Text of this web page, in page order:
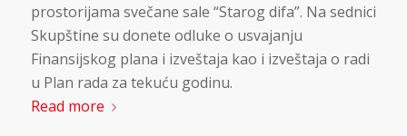
prostorijama svečane sale “Starog difa”. Na sednici
Skupštine su donete odluke o usvajanju
Finansijskog plana i izveštaja kao i izveštaja o radi
u Plan rada za tekuću godinu.
Read more